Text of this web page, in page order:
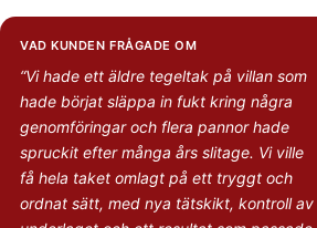
VAD KUNDEN FRÅGADE OM
“Vi hade ett äldre tegeltak på villan som
hade börjat släppa in fukt kring några
genomföringar och flera pannor hade
spruckit efter många års slitage. Vi ville
få hela taket omlagt på ett tryggt och
ordnat sätt, med nya tätskikt, kontroll av